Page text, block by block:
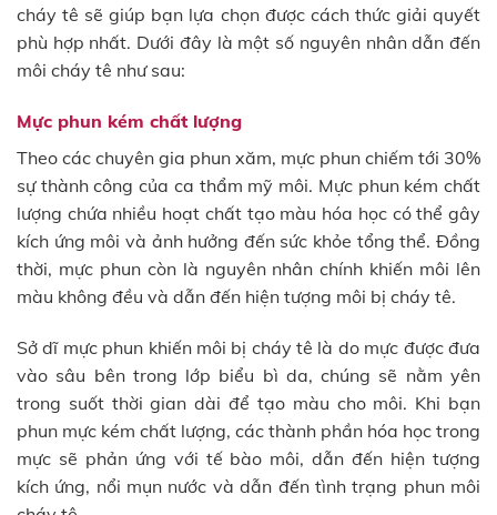
cháy tê sẽ giúp bạn lựa chọn được cách thức giải quyết
phù hợp nhất. Dưới đây là một số nguyên nhân dẫn đến
môi cháy tê như sau:
Mực phun kém chất lượng
Theo các chuyên gia phun xăm, mực phun chiếm tới 30%
sự thành công của ca thẩm mỹ môi. Mực phun kém chất
lượng chứa nhiều hoạt chất tạo màu hóa học có thể gây
kích ứng môi và ảnh hưởng đến sức khỏe tổng thể. Đồng
thời, mực phun còn là nguyên nhân chính khiến môi lên
màu không đều và dẫn đến hiện tượng môi bị cháy tê.
Sở dĩ mực phun khiến môi bị cháy tê là do mực được đưa
vào sâu bên trong lớp biểu bì da, chúng sẽ nằm yên
trong suốt thời gian dài để tạo màu cho môi. Khi bạn
phun mực kém chất lượng, các thành phần hóa học trong
mực sẽ phản ứng với tế bào môi, dẫn đến hiện tượng
kích ứng, nổi mụn nước và dẫn đến tình trạng phun môi